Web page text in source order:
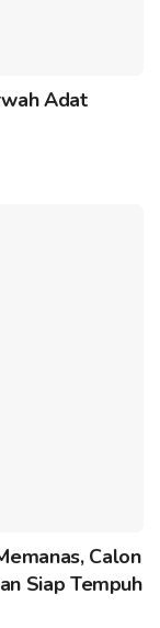
Adat
Calon
Siap Tempuh